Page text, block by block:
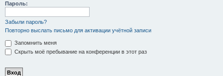
Пароль:
Забыли пароль?
Повторно выслать письмо для активации учётной записи
Запомнить меня
Скрыть моё пребывание на конференции в этот раз